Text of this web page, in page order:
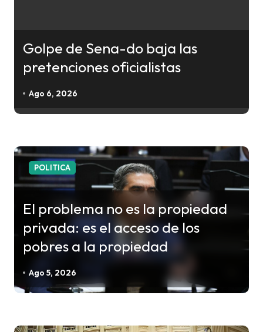
n
r
d
Golpe de Sena-do baja las
pretenciones oficialistas
Ago 6, 2026
POLITICA
El problema no es la propiedad
privada: es el acceso de los
pobres a la propiedad
Ago 5, 2026